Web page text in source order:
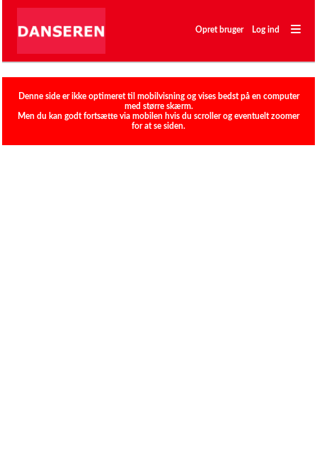
―
―
―
Opret bruger Log ind
Denne side er ikke optimeret til mobilvisning og vises bedst på en computer
med større skærm.
Men du kan godt fortsætte via mobilen hvis du scroller og eventuelt zoomer
for at se siden.